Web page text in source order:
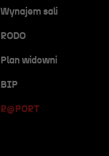
Wynajem sali
RODO
R@PORT
Plan widowni
BIP